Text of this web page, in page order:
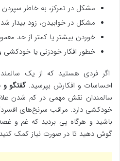
مشکل در تمرکز، به خاطر
مشکل در خوابیدن، زود بیدار
خوردن بیشتر یا کمتر از حد
خطور افکار خودزنی یا خودکشی
اگر فردی هستید که از یک
احساسات و افکارش بپرسید. گفتگو
سالمندان نقش مهمی در کم شدن
خودکشی دارد. مراقب سرنخ‌های
باشید و هرگاه پی بردید که غم و
گوش دهید تا در صورت نیاز کمک